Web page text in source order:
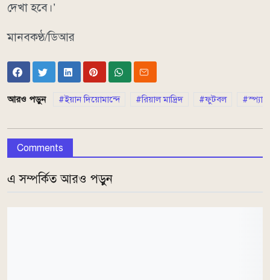
দেখা হবে।’
মানবকণ্ঠ/ডিআর
আরও পড়ুন ইয়ান দিয়োমান্দে রিয়াল মাদ্রিদ ফুটবল
Comments
এ সম্পর্কিত আরও পড়ুন